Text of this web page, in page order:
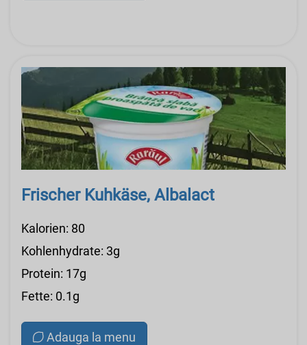
Frischer Kuhkäse, Albalact
Kalorien: 80
Kohlenhydrate: 3g
Protein: 17g
Fette: 0.1g
Adauga la menu